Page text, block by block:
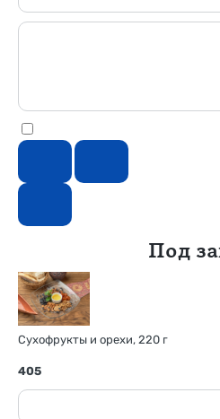
Под
Сухофрукты и орехи, 220 г
405